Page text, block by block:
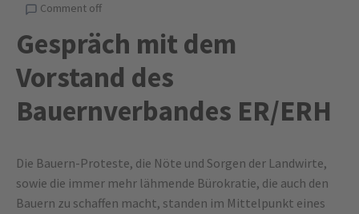
Über
mich
Aktuelles
Kontakt
Comment off
Gespräch mit dem
Vorstand des
Bauernverbandes ER/ERH
Die Bauern-Proteste, die Nöte und Sorgen der Landwirte,
sowie die immer mehr lähmende Bürokratie, die auch den
Bauern zu schaffen macht, standen im Mittelpunkt eines